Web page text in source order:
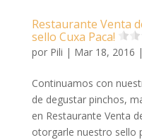
Restaurante Venta
sello Cuxa Paca!
por Pili | Mar 18, 2016 |
Continuamos con
de degustar pinchos,
en Restaurante Venta
otorgarle nuestro sello